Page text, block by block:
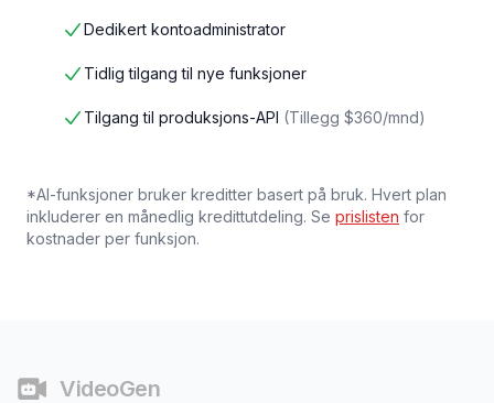
Dedikert kontoadministrator
Tidlig tilgang til nye funksjoner
Tilgang til produksjons-API (Tillegg $360/mnd)
*AI-funksjoner bruker kreditter basert på bruk. Hvert plan
inkluderer en månedlig kredittutdeling. Se prislisten for
kostnader per funksjon.
VideoGen